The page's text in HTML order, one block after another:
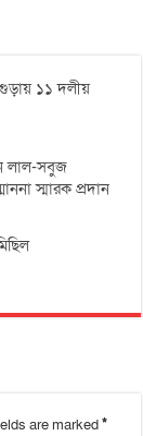
১১ দলীয়
লাল-সবুজ
স্মারক প্রদান
are marked*